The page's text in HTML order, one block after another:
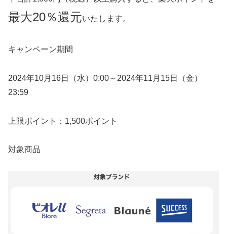
最大20％還元いたします。
キャンペーン期間
2024年10月16日（水）0:00～2024年11月15日（金）
23:59
上限ポイント：1,500ポイント
対象商品